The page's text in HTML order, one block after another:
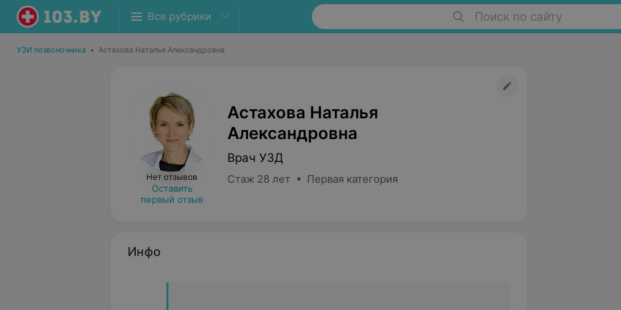
Все рубрики Поиск по сайту
УЗИ позвоночника • Астахова Наталья Александровна
Нет отзывов
Оставить
первый отзыв
Астахова Наталья
Александровна
Врач УЗД
Стаж 28 лет • Первая категория
Инфо